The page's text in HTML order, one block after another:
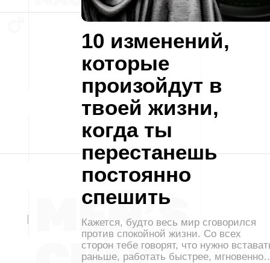
10 изменений,
которые
произойдут в
твоей жизни,
когда ты
перестанешь
постоянно
спешить
Кажется, будто весь мир сговорился
против спокойной жизни. Со всех
сторон тебе говорят, что нужно
раньше, работать быстрее,